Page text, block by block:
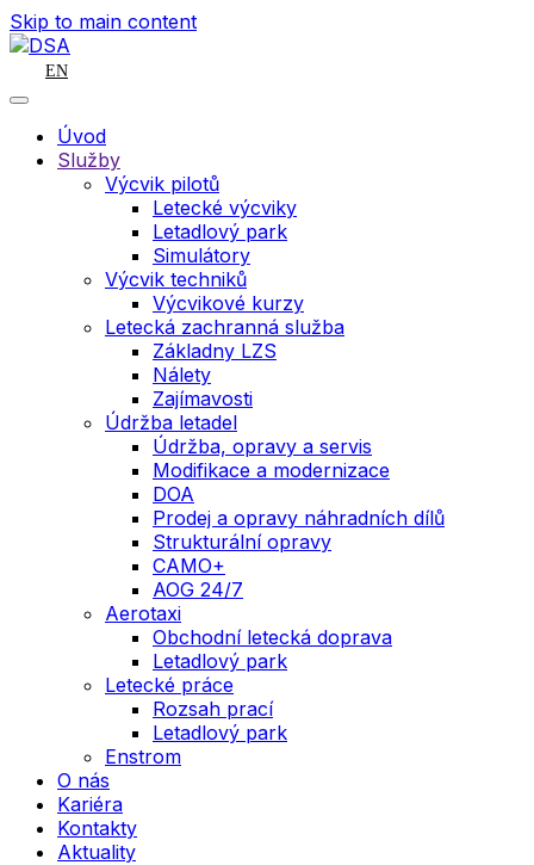
Skip to main content
EN
Úvod
Služby
Výcvik pilotů
Letecké výcviky
Letadlový park
Simulátory
Výcvik techniků
Výcvikové kurzy
Letecká zachranná služba
Základny LZS
Nálety
Zajímavosti
Údržba letadel
Údržba, opravy a servis
Modifikace a modernizace
DOA
Prodej a opravy náhradních dílů
Strukturální opravy
CAMO+
AOG 24/7
Aerotaxi
Obchodní letecká doprava
Letadlový park
Letecké práce
Rozsah prací
Letadlový park
Enstrom
O nás
Kariéra
Kontakty
Aktuality